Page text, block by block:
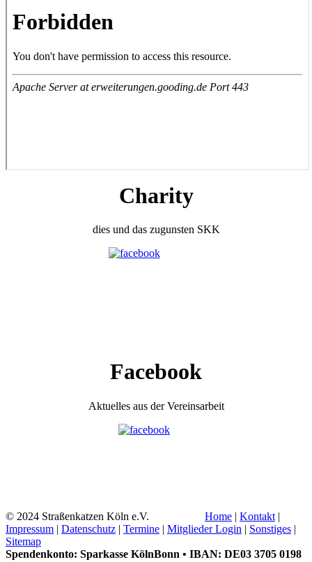
Charity
dies und das zugunsten SKK
Facebook
Aktuelles aus der Vereinsarbeit
© 2024 Straßenkatzen Köln e.V. Home | Kontakt |
Impressum | Datenschutz | Termine | Mitglieder Login | Sonstiges |
Sitemap
Spendenkonto: Sparkasse KölnBonn • IBAN: DE03 3705 0198